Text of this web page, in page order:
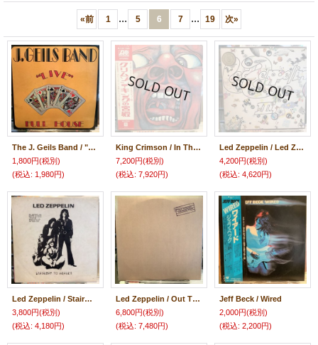
«前 1 ... 5 6 7 ... 19 次»
The J. Geils Band / "Live" Full House
1,800円(税別)
(税込: 1,980円)
King Crimson / In The Court Of The Crimson King
7,200円(税別)
(税込: 7,920円)
Led Zeppelin / Led Zeppelin III
4,200円(税別)
(税込: 4,620円)
Led Zeppelin / Stairway To Heaven
3,800円(税別)
(税込: 4,180円)
Led Zeppelin / Out Through The Back Door
6,800円(税別)
(税込: 7,480円)
Jeff Beck / Wired
2,000円(税別)
(税込: 2,200円)